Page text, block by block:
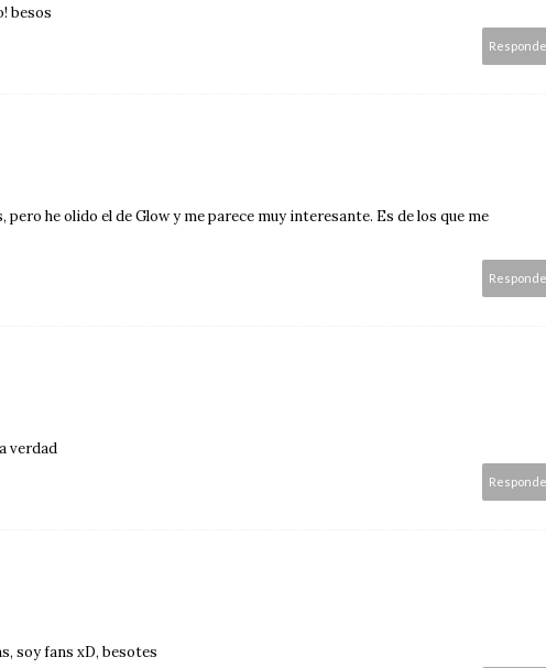
besos
pero he olido el de Glow y me parece muy interesante. Es de los que me
verdad
soy fans xD, besotes